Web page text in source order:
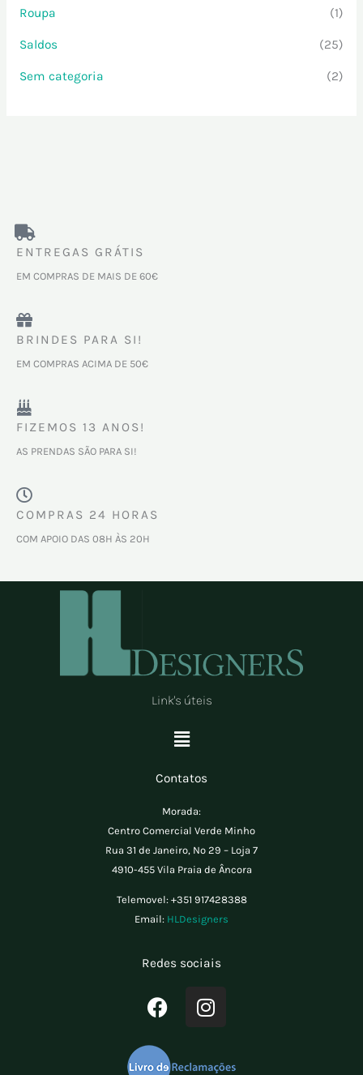
Roupa (1)
Saldos (25)
Sem categoria (2)
ENTREGAS GRÁTIS
EM COMPRAS DE MAIS DE 60€
BRINDES PARA SI!
EM COMPRAS ACIMA DE 50€
FIZEMOS 13 ANOS!
AS PRENDAS SÃO PARA SI!
COMPRAS 24 HORAS
COM APOIO DAS 08H ÀS 20H
Link's úteis
Menu
Contatos
Morada:
Centro Comercial Verde Minho
Rua 31 de Janeiro, Nº 29 – Loja 7
4910-455 Vila Praia de Âncora
Telemovel: +351 917428388
Email: HLDesigners
Redes sociais
F
a
e
I
n